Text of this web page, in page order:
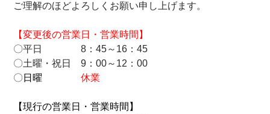
ご理解のほどよろしくお願い申し上げます。
【変更後の営業日・営業時間】
〇平日 8：45～16：45
〇土曜・祝日 9：00～12：00
〇 日曜 休業
【現行の営業日・営業時間】